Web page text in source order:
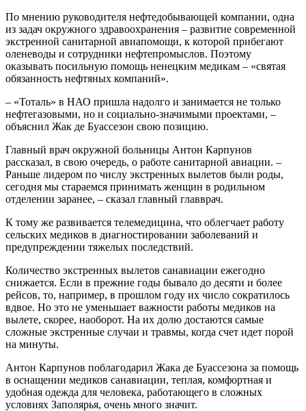
По мнению руководителя нефтедобывающей компании, одна
из задач окружного здравоохранения – развитие современной
экстренной санитарной авиапомощи, к которой прибегают
оленеводы и сотрудники нефтепромыслов. Поэтому
оказывать посильную помощь ненецким медикам – «святая
обязанность нефтяных компаний».
– «Тоталь» в НАО пришла надолго и занимается не только
нефтегазовыми, но и социально-значимыми проектами, –
объяснил Жак де Буассезон свою позицию.
Главный врач окружной больницы Антон Карпунов
рассказал, в свою очередь, о работе санитарной авиации. –
Раньше лидером по числу экстренных вылетов были роды,
сегодня мы стараемся принимать женщин в родильном
отделении заранее, – сказал главный главврач.
К тому же развивается телемедицина, что облегчает работу
сельских медиков в диагностировании заболеваний и
предупреждении тяжелых последствий.
Количество экстренных вылетов санавиации ежегодно
снижается. Если в прежние годы бывало до десяти и более
рейсов, то, например, в прошлом году их число сократилось
вдвое. Но это не уменьшает важности работы медиков на
вылете, скорее, наоборот. На их долю достаются самые
сложные экстренные случаи и травмы, когда счет идет порой
на минуты.
Антон Карпунов поблагодарил Жака де Буассезона за помощь
в оснащении медиков санавиации, теплая, комфортная и
удобная одежда для человека, работающего в сложных
условиях Заполярья, очень много значит.